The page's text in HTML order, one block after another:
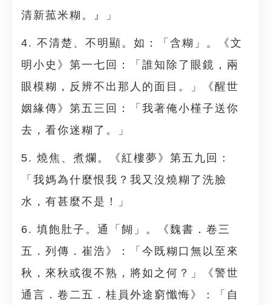
清新菰米糊。』」
4. 不清楚、不明顯。如：「含糊」。《文
明小史》第一七回：「誰知除了眼鏡，兩
眼模糊，反辨不出那人的面目。」《醒世
姻緣傳》第五三回：「我著俺小槿子送你
去，看你迷糊了。」
5. 燒焦、煮爛。《紅樓夢》第五九回：
「我媽為什麼恨我？我又沒燒糊了洗臉
水，有甚麼不是！」
6. 填飽肚子。通「餬」。《魏書．卷三
五．列傳．崔浩》：「今既糊口無以至來
秋，來秋或復不熟，將如之何？」《警世
通言．卷二五．桂員外途窮懺悔》：「自